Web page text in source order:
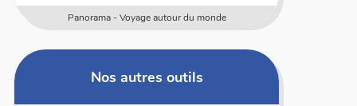
Panorama - Voyage autour du monde
Nos autres outils